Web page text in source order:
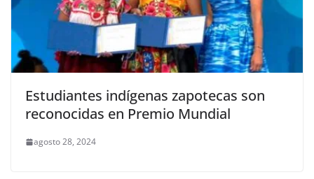
Estudiantes indígenas zapotecas son
reconocidas en Premio Mundial
agosto 28, 2024